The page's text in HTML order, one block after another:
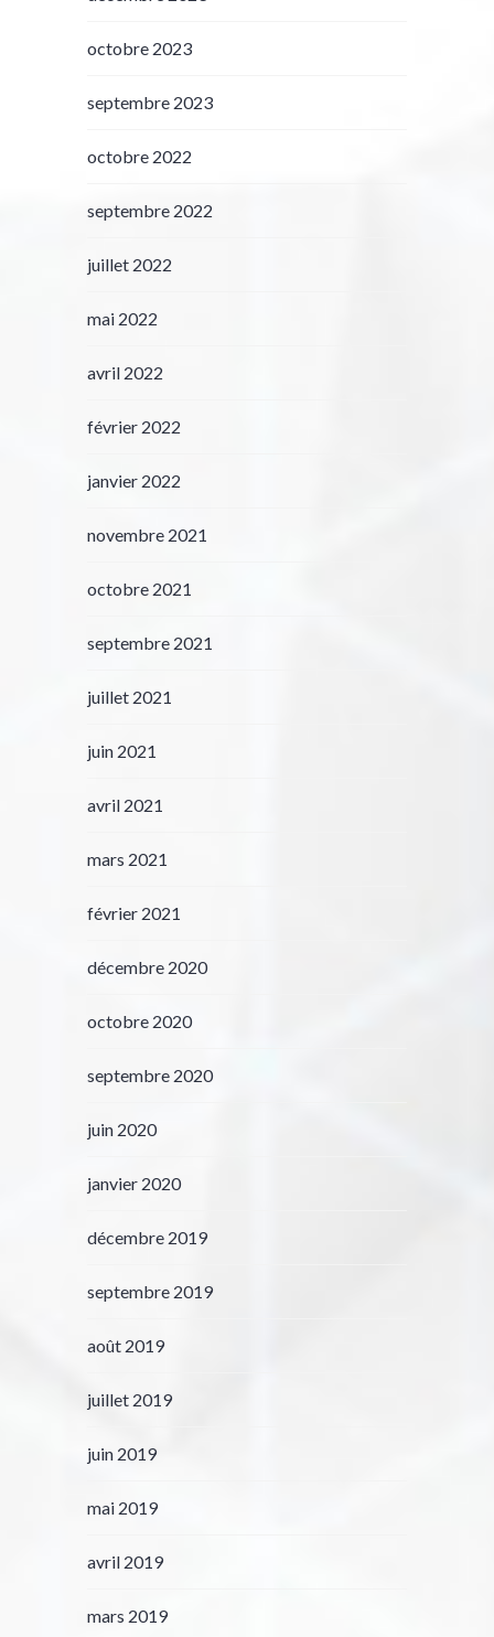
octobre 2023
septembre 2023
octobre 2022
septembre 2022
juillet 2022
mai 2022
avril 2022
février 2022
janvier 2022
novembre 2021
octobre 2021
septembre 2021
juillet 2021
juin 2021
avril 2021
mars 2021
février 2021
décembre 2020
octobre 2020
septembre 2020
juin 2020
janvier 2020
décembre 2019
septembre 2019
août 2019
juillet 2019
juin 2019
mai 2019
avril 2019
mars 2019